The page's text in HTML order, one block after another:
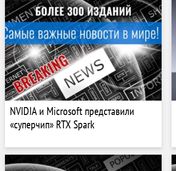
NVIDIA и Microsoft представили
«суперчип» RTX Spark